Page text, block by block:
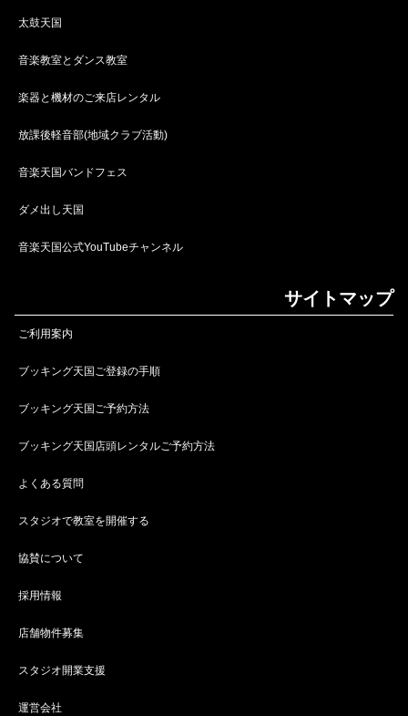
太鼓天国
音楽教室とダンス教室
楽器と機材のご来店レンタル
放課後軽音部(地域クラブ活動)
音楽天国バンドフェス
ダメ出し天国
音楽天国公式YouTubeチャンネル
サイトマップ
ご利用案内
ブッキング天国ご登録の手順
ブッキング天国ご予約方法
ブッキング天国店頭レンタルご予約方法
よくある質問
スタジオで教室を開催する
協賛について
採用情報
店舗物件募集
スタジオ開業支援
運営会社